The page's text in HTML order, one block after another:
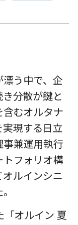
漂う中で、企
分散が鍵と
含むオルタナ
実現する日立
事兼運用執行
トフォリオ構
ルインシニ
「オルイン 夏